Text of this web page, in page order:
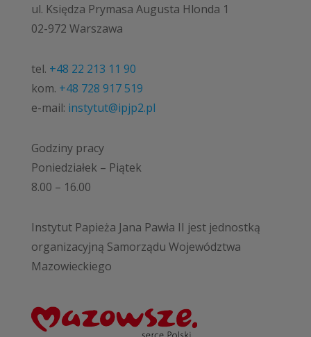
ul. Księdza Prymasa Augusta Hlonda 1
02-972 Warszawa
tel. +48 22 213 11 90
kom. +48 728 917 519
e-mail: instytut@ipjp2.pl
Godziny pracy
Poniedziałek – Piątek
8.00 – 16.00
Instytut Papieża Jana Pawła II jest jednostką
organizacyjną Samorządu Województwa
Mazowieckiego